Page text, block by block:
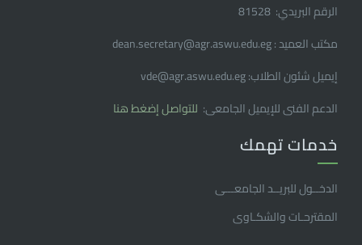
الرقم البريدي: 81528
مكتب العميد : dean.secretary@agr.aswu.edu.eg
إيميل شئون الطلاب: vde@agr.aswu.edu.eg
الدعم الفنى للإيميل الجامعى: للتواصل إضغط هنا
خدمات تهمك
الدخــول للبريــد الجامعـــى
المقترحـات والشكـاوى